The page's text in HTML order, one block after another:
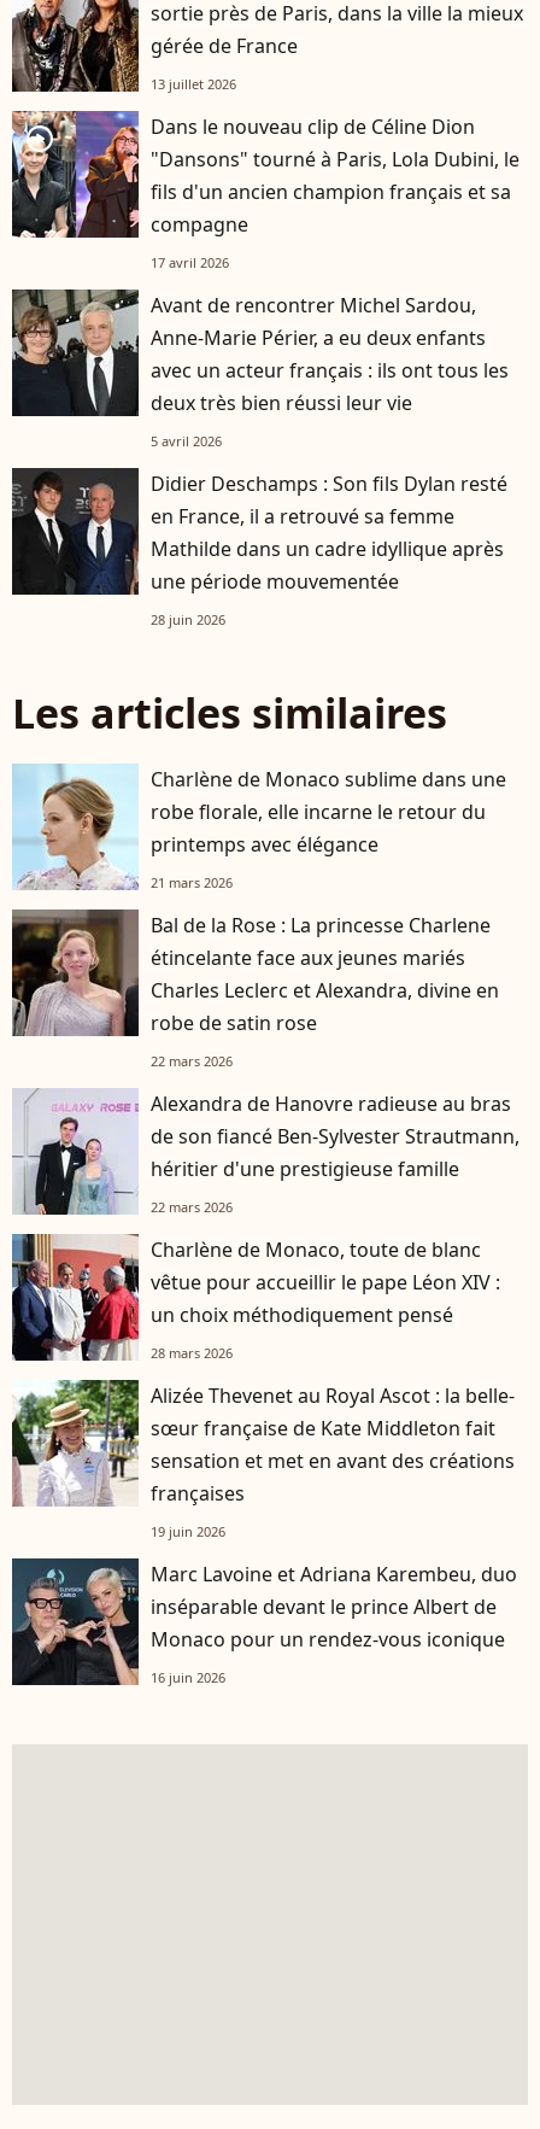
sortie près de Paris, dans la ville la mieux
gérée de France
13 juillet 2026
player2
Dans le nouveau clip de Céline Dion
"Dansons" tourné à Paris, Lola Dubini, le
fils d'un ancien champion français et sa
compagne
17 avril 2026
Avant de rencontrer Michel Sardou,
Anne-Marie Périer, a eu deux enfants
avec un acteur français : ils ont tous les
deux très bien réussi leur vie
5 avril 2026
Didier Deschamps : Son fils Dylan resté
en France, il a retrouvé sa femme
Mathilde dans un cadre idyllique après
une période mouvementée
28 juin 2026
Les articles similaires
Charlène de Monaco sublime dans une
robe florale, elle incarne le retour du
printemps avec élégance
21 mars 2026
Bal de la Rose : La princesse Charlene
étincelante face aux jeunes mariés
Charles Leclerc et Alexandra, divine en
robe de satin rose
22 mars 2026
Alexandra de Hanovre radieuse au bras
de son fiancé Ben-Sylvester Strautmann,
héritier d'une prestigieuse famille
22 mars 2026
Charlène de Monaco, toute de blanc
vêtue pour accueillir le pape Léon XIV :
un choix méthodiquement pensé
28 mars 2026
Alizée Thevenet au Royal Ascot : la belle-
sœur française de Kate Middleton fait
sensation et met en avant des créations
françaises
19 juin 2026
Marc Lavoine et Adriana Karembeu, duo
inséparable devant le prince Albert de
Monaco pour un rendez-vous iconique
16 juin 2026